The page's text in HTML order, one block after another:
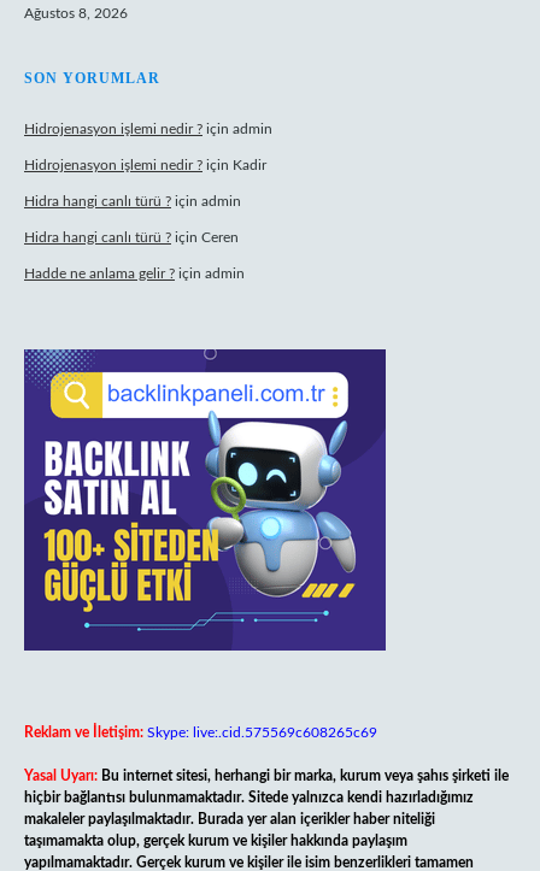
Ağustos 8, 2026
SON YORUMLAR
Hidrojenasyon işlemi nedir ? için admin
Hidrojenasyon işlemi nedir ? için Kadir
Hidra hangi canlı türü ? için admin
Hidra hangi canlı türü ? için Ceren
Hadde ne anlama gelir ? için admin
Reklam ve İletişim: Skype: live:.cid.575569c608265c69
Yasal Uyarı: Bu internet sitesi, herhangi bir marka, kurum veya şahıs şirketi ile
hiçbir bağlantısı bulunmamaktadır. Sitede yalnızca kendi hazırladığımız
makaleler paylaşılmaktadır. Burada yer alan içerikler haber niteliği
taşımamakta olup, gerçek kurum ve kişiler hakkında paylaşım
yapılmamaktadır. Gerçek kurum ve kişiler ile isim benzerlikleri tamamen